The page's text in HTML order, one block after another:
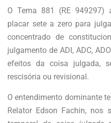
O Tema 881 (RE 949297)
placar sete a zero para
concentrado de
julgamento de ADI, ADC,
efeitos da coisa julgada,
rescisória ou revisional.
O entendimento dominante
Relator Edson Fachin, nos